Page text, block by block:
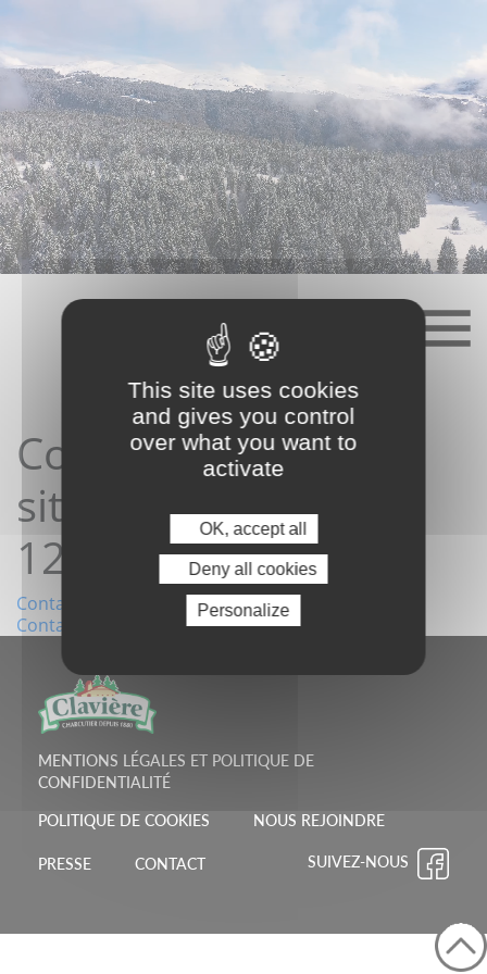
content
Contact depuis le
site09/02/2026
12:39:00
Navigation
l’article
Contact depuis le site05/02/2026 15:25:33
Contact depuis le site13/02/2026 12:32:36
MENTIONS LÉGALES ET POLITIQUE DE
CONFIDENTIALITÉ
POLITIQUE DE COOKIES NOUS REJOINDRE
PRESSE CONTACT SUIVEZ-NOUS
This site uses cookies
and gives you control
over what you want to
activate
OK, accept all
Deny all cookies
Personalize